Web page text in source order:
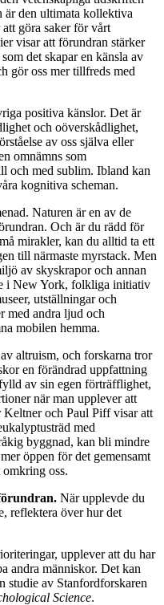
är den ultimata kollektiva
göra saker för vårt
visar att förundran stärker
det skapar en känsla av
gör oss mer tillfreds med
positiva känslor. Det är
och oöverskådlighet,
av oss själva eller
omnämns som
och med sublim. Ibland kan
kognitiva scheman.
Naturen är en av de
Och är du rädd för
mirakler, kan du alltid ta ett
till närmaste myrstack. Men
av skyskrapor och annan
i New York, folkliga initiativ
utställningar och
med andra ljud och
mobilen hemma.
altruism, och forskarna tror
en förändrad uppfattning
av sin egen förträfflighet,
när man upplever att
Keltner och Paul Piff visar att
med
byggnad, kan bli mindre
öppen för det gemensamt
oss.
När upplevde du
reflektera över hur det
upplever att du har
andra människor. Det kan
studie av Stanfordforskaren
Science.